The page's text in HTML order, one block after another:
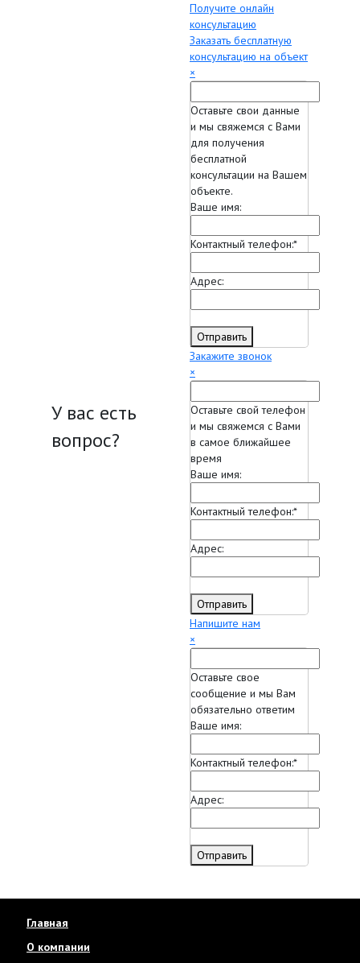
У вас есть
вопрос?
Получите онлайн
консультацию
Заказать бесплатную
консультацию на объект
×
Оставьте свои данные
и мы свяжемся с Вами
для получения
бесплатной
консультации на Вашем
объекте.
Ваше имя:
Контактный телефон:*
Адрес:
Отправить
Закажите звонок
×
Оставьте свой телефон
и мы свяжемся с Вами
в самое ближайшее
время
Ваше имя:
Контактный телефон:*
Адрес:
Отправить
Напишите нам
×
Оставьте свое
сообщение и мы Вам
обязательно ответим
Ваше имя:
Контактный телефон:*
Адрес:
Отправить
Главная
О компании